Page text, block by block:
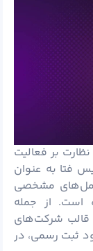
بر فعالیت
فتا به عنوان
مشخصی
است. از جمله
قالب شرکت‌های
ثبت رسمی، در